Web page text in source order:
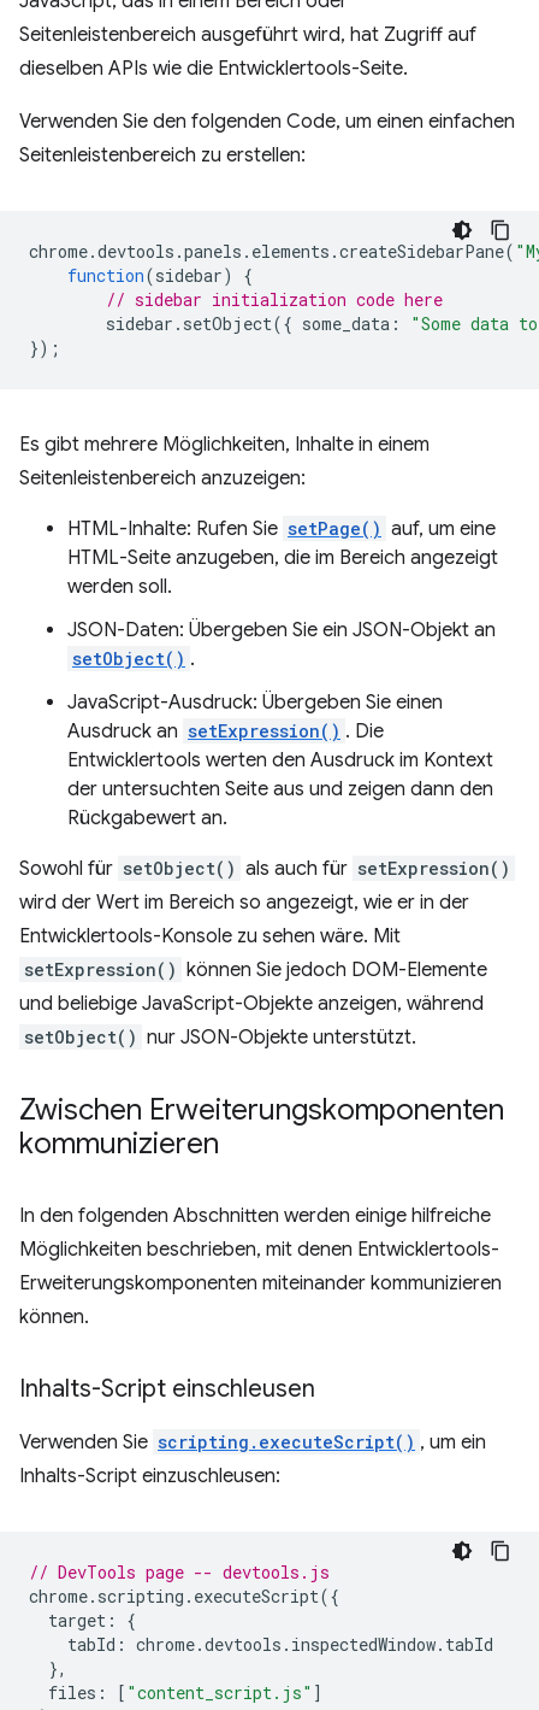
Seitenleistenbereich ausgeführt wird, hat Zugriff auf
dieselben APIs wie die Entwicklertools-Seite.
Verwenden Sie den folgenden Code, um einen einfachen
Seitenleistenbereich zu erstellen:
chrome.devtools .panels . elements .createSidebarPane(
function(sidebar)
{
// sidebar initialization code here
sidebar . setObject({ some_data :
"Some data
});
Es gibt mehrere Möglichkeiten, Inhalte in einem
Seitenleistenbereich anzuzeigen:
HTML-Inhalte: Rufen Sie setPage() auf, um eine
HTML-Seite anzugeben, die im Bereich angezeigt
werden soll.
JSON-Daten: Übergeben Sie ein JSON-Objekt an
setObject() .
JavaScript-Ausdruck: Übergeben Sie einen
Ausdruck an setExpression() . Die
Entwicklertools werten den Ausdruck im Kontext
der untersuchten Seite aus und zeigen dann den
Rückgabewert an.
Sowohl für setObject() als auch für setExpression()
wird der Wert im Bereich so angezeigt, wie er in der
Entwicklertools-Konsole zu sehen wäre. Mit
setExpression() können Sie jedoch DOM-Elemente
und beliebige JavaScript-Objekte anzeigen, während
setObject() nur JSON-Objekte unterstützt.
Zwischen Erweiterungskomponenten
kommunizieren
In den folgenden Abschnitten werden einige hilfreiche
Möglichkeiten beschrieben, mit denen Entwicklertools-
Erweiterungskomponenten miteinander kommunizieren
können.
Inhalts-Script einschleusen
Verwenden Sie scripting.executeScript() , um ein
Inhalts-Script einzuschleusen:
// DevTools page -- devtools.js
chrome. scripting . executeScript({
target :
{
tabId : chrome.devtools . inspectedWindow. tabId
},
files : [ "content_script.js" ]